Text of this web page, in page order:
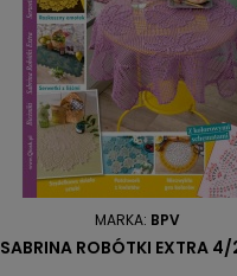
MARKA: BPV
SABRINA ROBÓTKI EXTRA